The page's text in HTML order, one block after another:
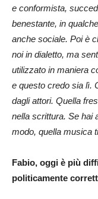
e conformista,
benestante, in
anche sociale. Poi è
noi in dialetto, ma
utilizzato in maniera
e questo credo sia lì.
dagli attori. Quella
nella scrittura. Se hai
modo, quella musica
Fabio, oggi è più
politicamente